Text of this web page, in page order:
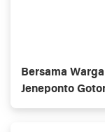
Bersama
Jeneponto